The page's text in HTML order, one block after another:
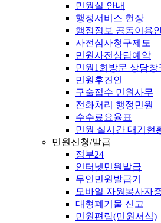
민원실 안내
행정서비스 헌장
행정정보 공동이용
사전심사청구제도
민원사전상담예약
민원1회방문 상담창
민원후견인
구술접수 민원사무
전화처리 행정민원
수수료요율표
민원 실시간 대기현
민원신청/발급
정부24
인터넷민원발급
무인민원발급기
모바일 자원봉사자
대형폐기물 신고
민원편람(민원서식)